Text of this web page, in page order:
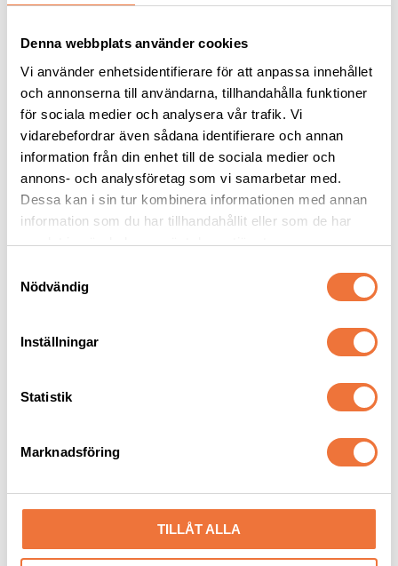
Denna webbplats använder cookies
Vi använder enhetsidentifierare för att anpassa innehållet
och annonserna till användarna, tillhandahålla funktioner
för sociala medier och analysera vår trafik. Vi
vidarebefordrar även sådana identifierare och annan
information från din enhet till de sociala medier och
annons- och analysföretag som vi samarbetar med.
Dessa kan i sin tur kombinera informationen med annan
information som du har tillhandahållit eller som de har
samlat in när du har använt deras tjänster.
Nödvändig
Inställningar
Statistik
Marknadsföring
TILLÅT ALLA
Groom Professional
Aloe Wonder Schampo
Milt hundschampo med äkta aloe vera
419kr
Show Tech Ear Buddy
Pro Pack
389kr